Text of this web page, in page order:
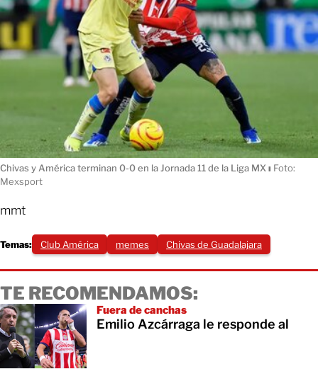
Chivas y América terminan 0-0 en la Jornada 11 de la Liga MX ı Foto:
Mexsport
mmt
Temas: Club América memes Chivas de Guadalajara
TE RECOMENDAMOS:
Fuera de canchas
Emilio Azcárraga le responde al